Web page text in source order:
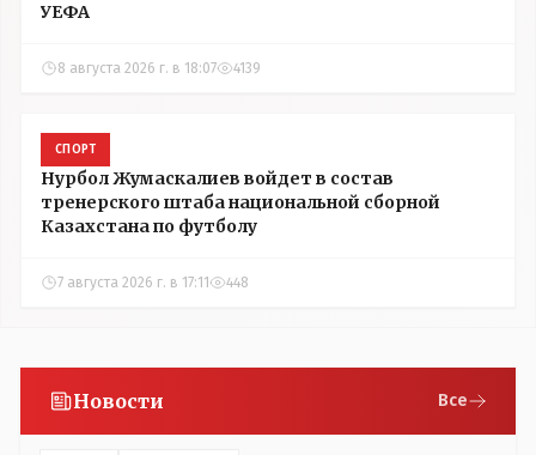
УЕФА
8 августа 2026 г. в 18:07 4139
СПОРТ
Нурбол Жумаскалиев войдет в состав
тренерского штаба национальной сборной
Казахстана по футболу
7 августа 2026 г. в 17:11 448
Новости Все